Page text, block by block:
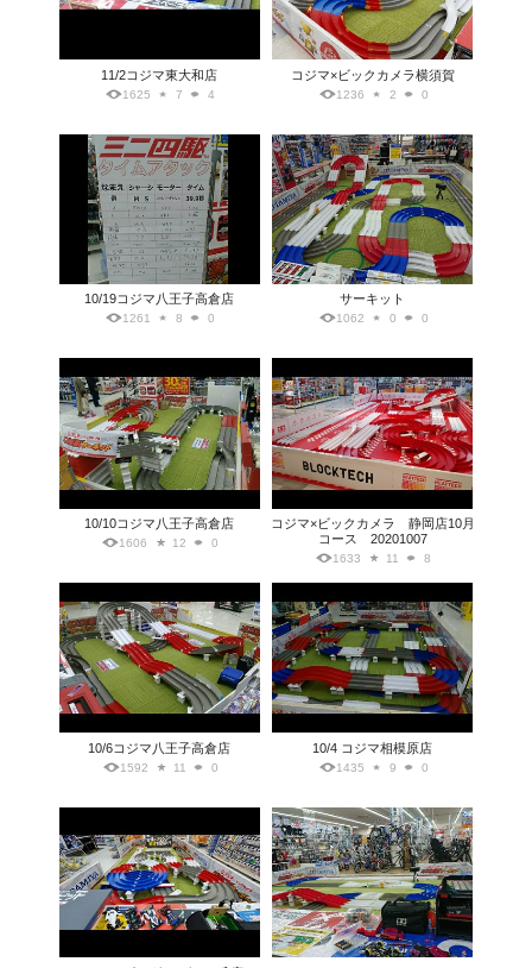
11/2コジマ東大和店
1625 7 4
コジマ×ビックカメラ横須賀
1236 2 0
10/19コジマ八王子高倉店
1261 8 0
サーキット
1062 0 0
10/10コジマ八王子高倉店
1606 12 0
コジマ×ビックカメラ 静岡店10月
コース 20201007
1633 11 8
10/6コジマ八王子高倉店
1592 11 0
10/4 コジマ相模原店
1435 9 0